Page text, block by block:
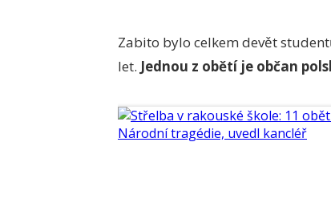
Zabito bylo celkem devět
let. Jednou z obětí je občan